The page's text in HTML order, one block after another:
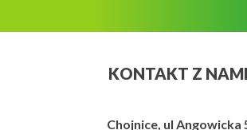
KONTAKT Z NAMI
Chojnice, ul Angowicka